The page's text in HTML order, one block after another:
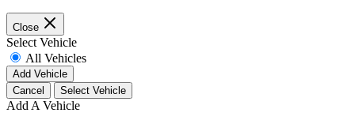
Close
Select Vehicle
All Vehicles
Add Vehicle
Cancel
Select Vehicle
Add A Vehicle